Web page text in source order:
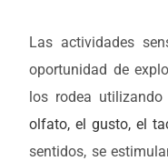
Las actividades
oportunidad de
los rodea
olfato, el gusto, el
sentidos, se